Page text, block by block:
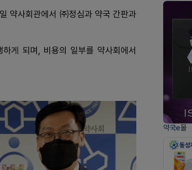
약사회관에서 ㈜정심과 약국 간판과
게 되며, 비용의 일부를 약사회에서
약국e몰